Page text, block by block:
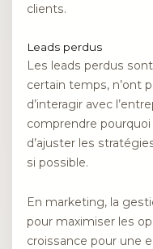
clients.
Leads perdus
Les leads perdus
certain temps, n’ont
d’interagir avec
comprendre
d’ajuster les
si possible.
En marketing, la
pour maximiser les
croissance pour une